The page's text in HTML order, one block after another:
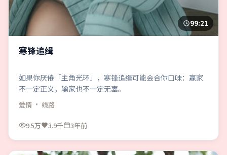
99:21
寒锋追缉
如果你厌倦「主角光环」，寒锋追缉可能会合你口味：赢家
不一定正义，输家也不一定无辜。
爱情 · 线路
9.5万 3.9千 3年前